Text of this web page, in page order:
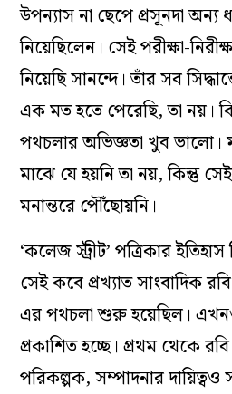
উপন্যাস না ছেপে প্রসূনদা অন্য
নিয়েছিলেন। সেই পরীক্ষা-
নিয়েছি সানন্দে। তাঁর সব
এক মত হতে পেরেছি, তা নয়।
পথচলার অভিজ্ঞতা খুব ভালো।
মাঝে যে হয়নি তা নয়, কিন্তু
মনান্তরে পৌঁছোয়নি।
‘কলেজ স্ট্রীট’ পত্রিকার
সেই কবে প্রখ্যাত সাংবাদিক
এর পথচলা শুরু হয়েছিল।
প্রকাশিত হচ্ছে। প্রথম থেকে
পরিকল্পক, সম্পাদনার